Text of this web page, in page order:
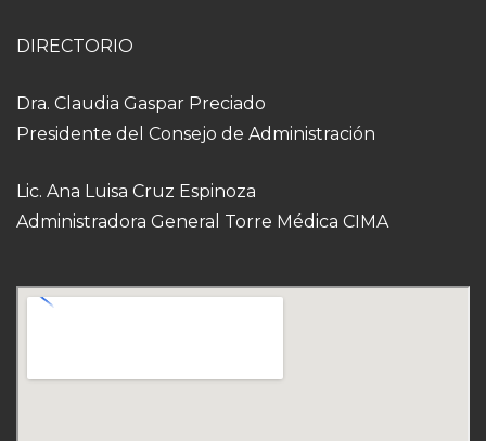
DIRECTORIO
Dra. Claudia Gaspar Preciado
Presidente del Consejo de Administración
Lic. Ana Luisa Cruz Espinoza
Administradora General Torre Médica CIMA